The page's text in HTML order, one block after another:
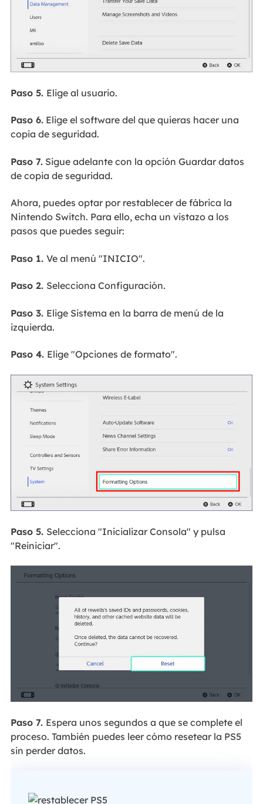
Paso 5. Elige al usuario.
Paso 6.Elige el software del que quieras hacer una
copia de seguridad.
Paso 7.Sigue adelante con la opción Guardar datos
de copia de seguridad.
Ahora, puedes optar por restablecer de fábrica la
Nintendo Switch. Para ello, echa un vistazo a los
pasos que puedes seguir:
Paso 1. Ve al menú "INICIO".
Paso 2. Selecciona Configuración.
Paso 3. Elige Sistema en la barra de menú de la
izquierda.
Paso 4. Elige "Opciones de formato".
Paso 5. Selecciona "Inicializar Consola" y pulsa
"Reiniciar".
Paso 7. Espera unos segundos a que se complete el
proceso. También puedes leer cómo resetear la PS5
sin perder datos.